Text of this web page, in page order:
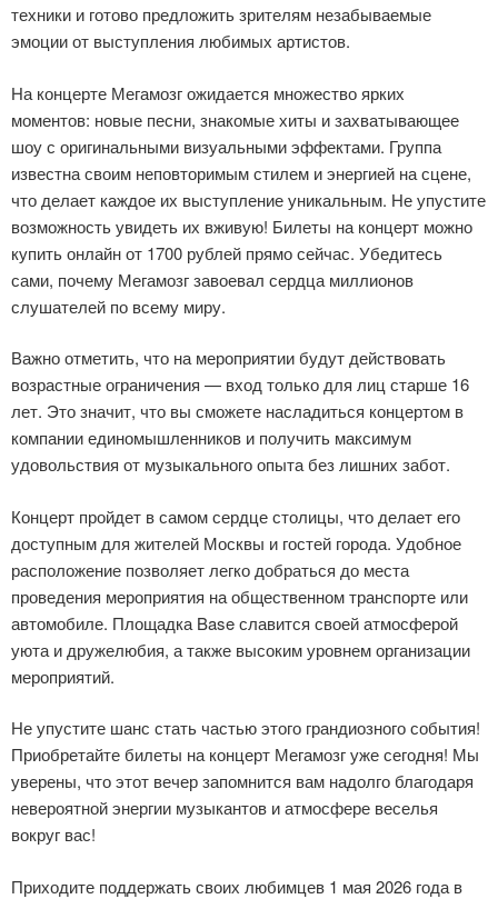
техники и готово предложить зрителям незабываемые
эмоции от выступления любимых артистов.
На концерте Мегамозг ожидается множество ярких
моментов: новые песни, знакомые хиты и захватывающее
шоу с оригинальными визуальными эффектами. Группа
известна своим неповторимым стилем и энергией на сцене,
что делает каждое их выступление уникальным. Не упустите
возможность увидеть их вживую! Билеты на концерт можно
купить онлайн от 1700 рублей прямо сейчас. Убедитесь
сами, почему Мегамозг завоевал сердца миллионов
слушателей по всему миру.
Важно отметить, что на мероприятии будут действовать
возрастные ограничения — вход только для лиц старше 16
лет. Это значит, что вы сможете насладиться концертом в
компании единомышленников и получить максимум
удовольствия от музыкального опыта без лишних забот.
Концерт пройдет в самом сердце столицы, что делает его
доступным для жителей Москвы и гостей города. Удобное
расположение позволяет легко добраться до места
проведения мероприятия на общественном транспорте или
автомобиле. Площадка Base славится своей атмосферой
уюта и дружелюбия, а также высоким уровнем организации
мероприятий.
Не упустите шанс стать частью этого грандиозного события!
Приобретайте билеты на концерт Мегамозг уже сегодня! Мы
уверены, что этот вечер запомнится вам надолго благодаря
невероятной энергии музыкантов и атмосфере веселья
вокруг вас!
Приходите поддержать своих любимцев 1 мая 2026 года в